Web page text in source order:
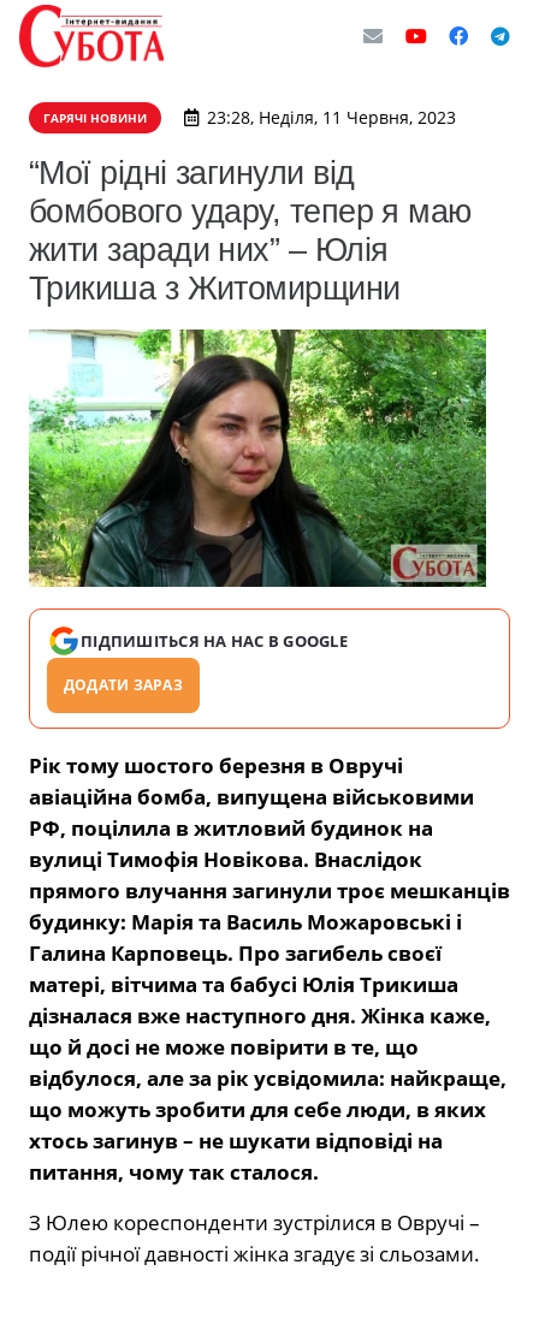
ГАРЯЧІ НОВИНИ 23:28, Неділя, 11 Червня, 2023
“Мої рідні загинули від
бомбового удару, тепер я маю
жити заради них” – Юлія
Трикиша з Житомирщини
ПІДПИШІТЬСЯ НА НАС В GOOGLE
ДОДАТИ ЗАРАЗ
Рік тому шостого березня в Овручі
авіаційна бомба, випущена військовими
РФ, поцілила в житловий будинок на
вулиці Тимофія Новікова. Внаслідок
прямого влучання загинули троє мешканців
будинку: Марія та Василь Можаровські і
Галина Карповець. Про загибель своєї
матері, вітчима та бабусі Юлія Трикиша
дізналася вже наступного дня. Жінка каже,
що й досі не може повірити в те, що
відбулося, але за рік усвідомила: найкраще,
що можуть зробити для себе люди, в яких
хтось загинув – не шукати відповіді на
питання, чому так сталося.
З Юлею кореспонденти зустрілися в Овручі –
події річної давності жінка згадує зі сльозами.